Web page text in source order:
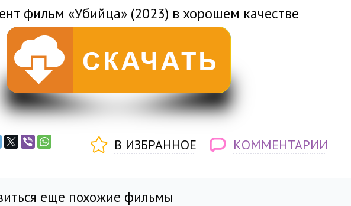
фильм «Убийца» (2023) в хорошем качестве
В ИЗБРАННОЕ КОММЕНТАРИИ
еще похожие фильмы